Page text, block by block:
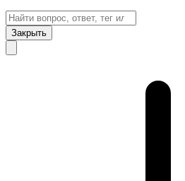
Закрыть